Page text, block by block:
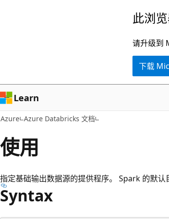
容
此浏
请升级到
下载
Learn
Azure Azure Databricks 文档
使用
指定基础输出数据源的提供程序。 Spark 的默认
Syntax